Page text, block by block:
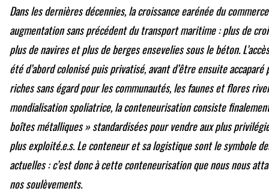
Dans les dernières décennies, la croissance earénée du
augmentation sans précédent du transport maritime : plus de
plus de navires et plus de berges ensevelies sous le béton.
été d’abord colonisé puis privatisé, avant d’être ensuite
riches sans égard pour les communautés, les faunes et flores
mondialisation spoliatrice, la conteneurisation consiste
boîtes métalliques » standardisées pour vendre aux plus
plus exploité.e.s. Le conteneur et sa logistique sont le symbole
actuelles : c’est donc à cette conteneurisation que nous nous
nos soulèvements.